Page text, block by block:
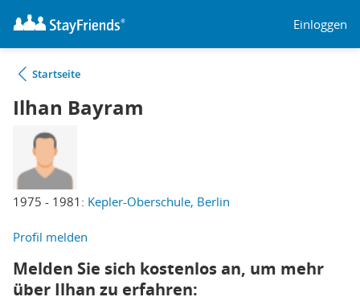
Einloggen
Startseite
Ilhan Bayram
1975 - 1981: Kepler-Oberschule, Berlin
Profil melden
Melden Sie sich kostenlos an, um mehr
über Ilhan zu erfahren: